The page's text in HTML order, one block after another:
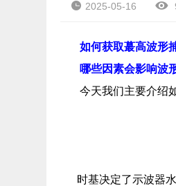
2025-05-16
如何获取蕞高波形
哪些因素会影响波
今天我们主要介绍
时基决定了示波器水